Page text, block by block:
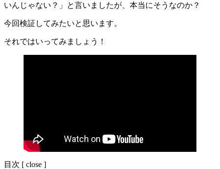
いんじゃない？」と言いましたが、本当にそうなのか？
今回検証してみたいと思います。
それではいってみましょう！
目次 [ close ]